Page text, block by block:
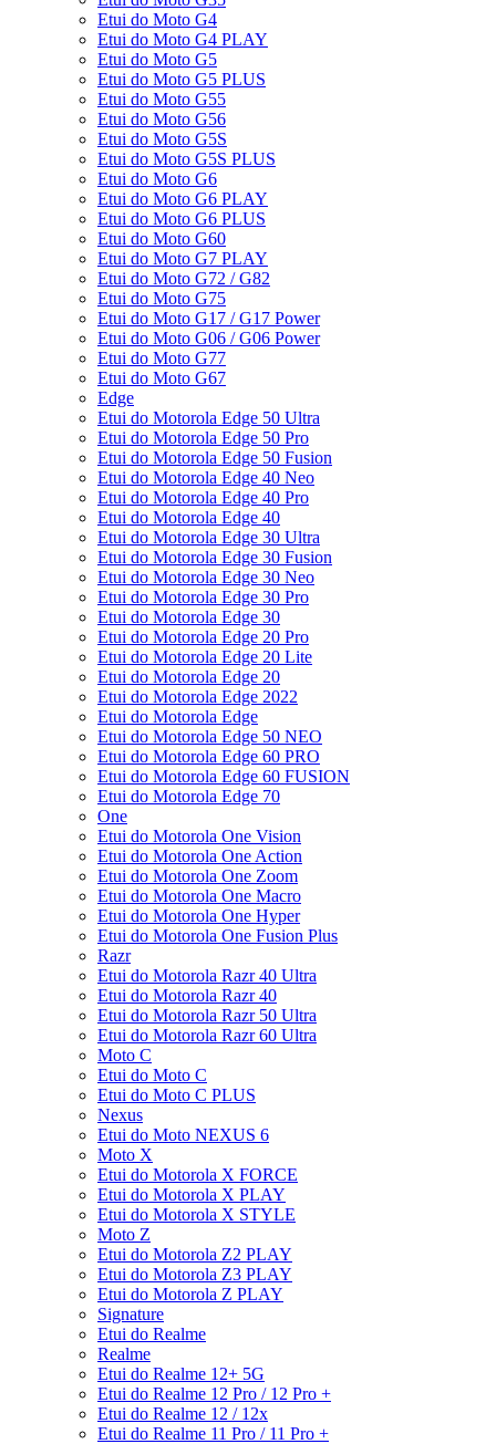
Etui do Moto G4
Etui do Moto G4 PLAY
Etui do Moto G5
Etui do Moto G5 PLUS
Etui do Moto G55
Etui do Moto G56
Etui do Moto G5S
Etui do Moto G5S PLUS
Etui do Moto G6
Etui do Moto G6 PLAY
Etui do Moto G6 PLUS
Etui do Moto G60
Etui do Moto G7 PLAY
Etui do Moto G72 / G82
Etui do Moto G75
Etui do Moto G17 / G17 Power
Etui do Moto G06 / G06 Power
Etui do Moto G77
Etui do Moto G67
Edge
Etui do Motorola Edge 50 Ultra
Etui do Motorola Edge 50 Pro
Etui do Motorola Edge 50 Fusion
Etui do Motorola Edge 40 Neo
Etui do Motorola Edge 40 Pro
Etui do Motorola Edge 40
Etui do Motorola Edge 30 Ultra
Etui do Motorola Edge 30 Fusion
Etui do Motorola Edge 30 Neo
Etui do Motorola Edge 30 Pro
Etui do Motorola Edge 30
Etui do Motorola Edge 20 Pro
Etui do Motorola Edge 20 Lite
Etui do Motorola Edge 20
Etui do Motorola Edge 2022
Etui do Motorola Edge
Etui do Motorola Edge 50 NEO
Etui do Motorola Edge 60 PRO
Etui do Motorola Edge 60 FUSION
Etui do Motorola Edge 70
One
Etui do Motorola One Vision
Etui do Motorola One Action
Etui do Motorola One Zoom
Etui do Motorola One Macro
Etui do Motorola One Hyper
Etui do Motorola One Fusion Plus
Razr
Etui do Motorola Razr 40 Ultra
Etui do Motorola Razr 40
Etui do Motorola Razr 50 Ultra
Etui do Motorola Razr 60 Ultra
Moto C
Etui do Moto C
Etui do Moto C PLUS
Nexus
Etui do Moto NEXUS 6
Moto X
Etui do Motorola X FORCE
Etui do Motorola X PLAY
Etui do Motorola X STYLE
Moto Z
Etui do Motorola Z2 PLAY
Etui do Motorola Z3 PLAY
Etui do Motorola Z PLAY
Signature
Etui do Realme
Realme
Etui do Realme 12+ 5G
Etui do Realme 12 Pro / 12 Pro +
Etui do Realme 12 / 12x
Etui do Realme 11 Pro / 11 Pro +